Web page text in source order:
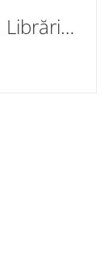
Top vânzări august 2014. Librăriile Cartier